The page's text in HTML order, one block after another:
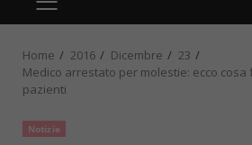
PRIMARY
MENU
Home 2016 Dicembre
23
Medico arrestato per molestie: ecco cosa
pazienti
Notizie